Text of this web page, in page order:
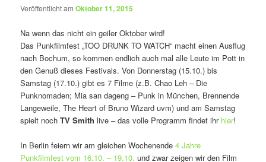
Veröffentlicht amOktober 11, 2015
Na wenn das nicht ein geiler Oktober wird!
Das Punkfilmfest „TOO DRUNK TO WATCH“ macht einen Ausflug
nach Bochum, so kommen endlich auch mal alle Leute im Pott in
den Genuß dieses Festivals. Von Donnerstag (15.10.) bis
Samstag (17.10.) gibt es 7 Filme (z.B. Chao Leh – Die
Punknomaden; Mia san dageng – Punk in München, Brennende
Langeweile, The Heart of Bruno Wizard uvm) und am Samstag
spielt nochTV Smith live – das volle Programm findet ihr hier!
In Berlin feiern wir am gleichen Wochenende4 Jahre
Punkfilmfest vom 16.10. – 19.10. und zwar zeigen wir den Film